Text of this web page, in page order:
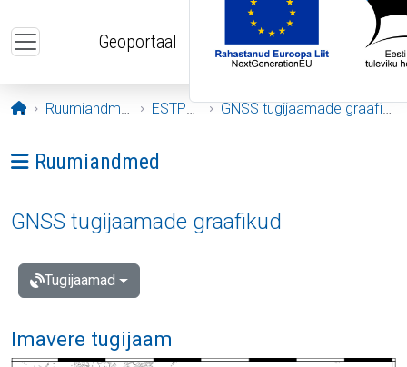
Geoportaal
Avaleht
Ruumiandmed ESTPOS GNSS tugijaamade graafikud
Ava menüü: Ruumiandmed
Ruumiandmed
GNSS tugijaamade graafikud
Tugijaamad
Imavere tugijaam